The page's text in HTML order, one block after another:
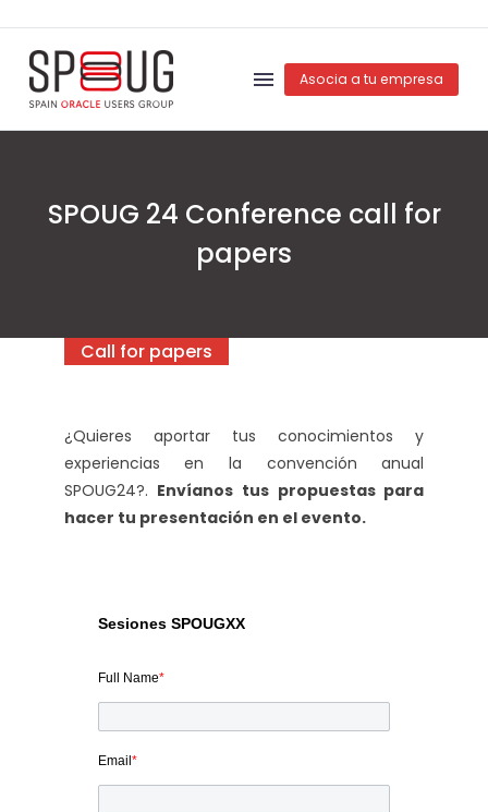
Asocia a tu empresa
SPOUG 24 Conference call for
papers
Call for papers
¿Quieres aportar tus conocimientos y
experiencias en la convención anual
SPOUG24?. Envíanos tus propuestas para
hacer tu presentación en el evento.
Sesiones SPOUGXX
Full Name*
Email *